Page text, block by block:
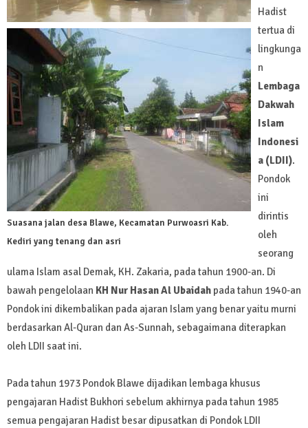
Suasana jalan desa Blawe, Kecamatan Purwoasri Kab.
Kediri yang tenang dan asri
Hadist
tertua di
lingkunga
n
Lembaga
Dakwah
Islam
Indonesi
a (LDII).
Pondok
ini
dirintis
oleh
seorang
ulama Islam asal Demak, KH. Zakaria, pada tahun 1900-an. Di
bawah pengelolaan KH Nur Hasan Al Ubaidah pada tahun 1940-an
Pondok ini dikembalikan pada ajaran Islam yang benar yaitu murni
berdasarkan Al-Quran dan As-Sunnah, sebagaimana diterapkan
oleh LDII saat ini.
Pada tahun 1973 Pondok Blawe dijadikan lembaga khusus
pengajaran Hadist Bukhori sebelum akhirnya pada tahun 1985
semua pengajaran Hadist besar dipusatkan di Pondok LDII